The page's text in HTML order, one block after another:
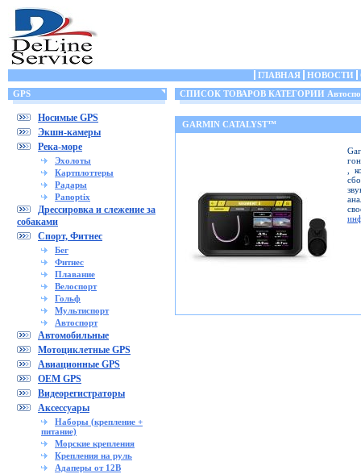
ГЛАВНАЯ НОВОСТИ
GPS
Носимые GPS
Экшн-камеры
Река-море
Эхолоты
Картплоттеры
Радары
Panoptix
Дрессировка и слежение за
собаками
Спорт, Фитнес
Бег
Фитнес
Плавание
Велоспорт
Гольф
Мультиспорт
Автоспорт
Автомобильные
Мотоциклетные GPS
Авиационные GPS
OEM GPS
Видеорегистраторы
Аксессуары
Наборы (крепление +
питание)
Морские крепления
Крепления на руль
Адаперы от 12В
СПИСОК ТОВАРОВ КАТЕГОРИИ
GARMIN CATALYST™
,